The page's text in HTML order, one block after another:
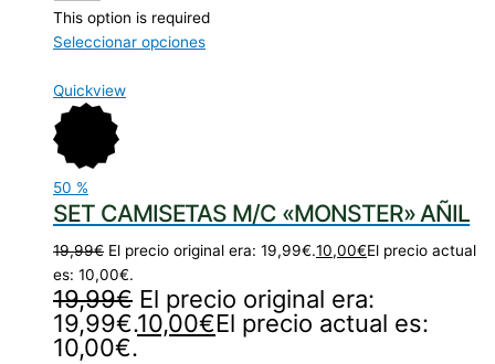
This option is required
Seleccionar opciones
Quickview
50 %
SET CAMISETAS M/C «MONSTER» AÑIL
19,99€ El precio original era: 19,99€.10,00€El precio actual
es: 10,00€.
19,99€ El precio original era:
19,99€.10,00€El precio actual es:
10,00€.